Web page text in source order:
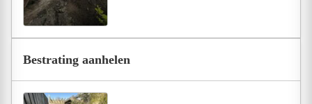
Bestrating aanhelen